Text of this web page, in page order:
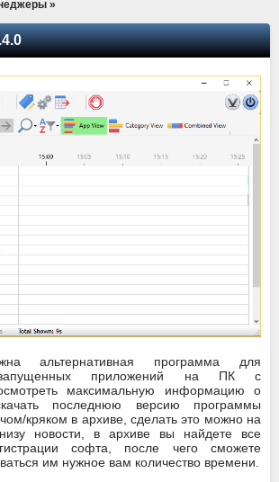
»
альтернативная программа для
запущенных приложений на ПК с
максимальную информацию о
последнюю версию программы
кряком в архиве, сделать это можно на
новости, в архиве вы найдете все
софта, после чего сможете
им нужное вам количество времени.